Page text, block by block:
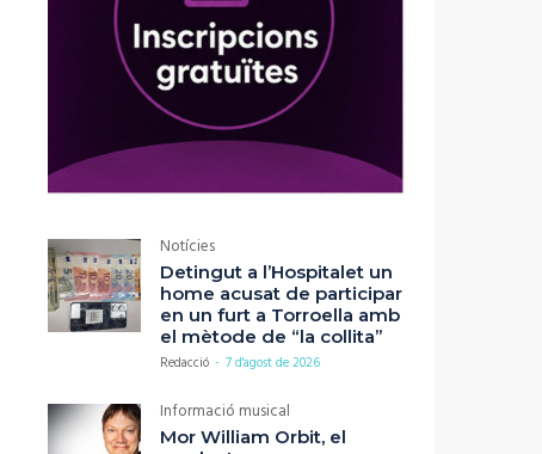
Notícies
Detingut a l’Hospitalet un
home acusat de participar
en un furt a Torroella amb
el mètode de “la collita”
Redacció - 7 d'agost de 2026
Informació musical
Mor William Orbit, el